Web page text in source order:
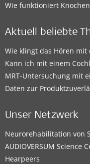
Wie funktioniert
Aktuell beliebte
Wie klingt das Hören mit
Kann ich mit einem
MRT-Untersuchung mit
Daten zur
Unser Netzwerk
Neurorehabilitation von
AUDIOVERSUM Science
Hearpeers